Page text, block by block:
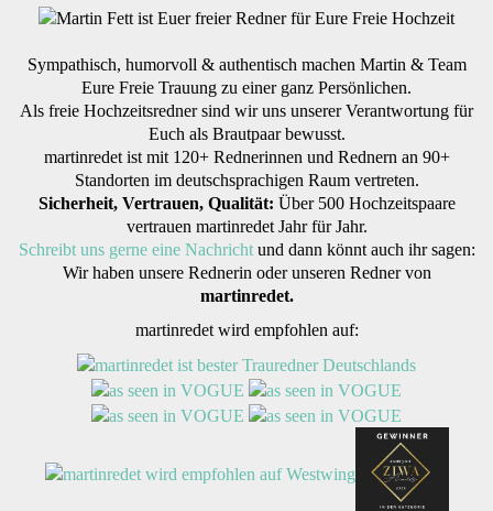
Sympathisch, humorvoll & authentisch machen Martin & Team
Eure Freie Trauung zu einer ganz Persönlichen.
Als freie Hochzeitsredner sind wir uns unserer Verantwortung für
Euch als Brautpaar bewusst.
martinredet ist mit 120+ Rednerinnen und Rednern an 90+
Standorten im deutschsprachigen Raum vertreten.
Sicherheit, Vertrauen, Qualität: Über 500 Hochzeitspaare
vertrauen martinredet Jahr für Jahr.
Schreibt uns gerne eine Nachrichtund dann könnt auch ihr sagen:
Wir haben unsere Rednerin oder unseren Redner von
martinredet.
martinredet wird empfohlen auf: